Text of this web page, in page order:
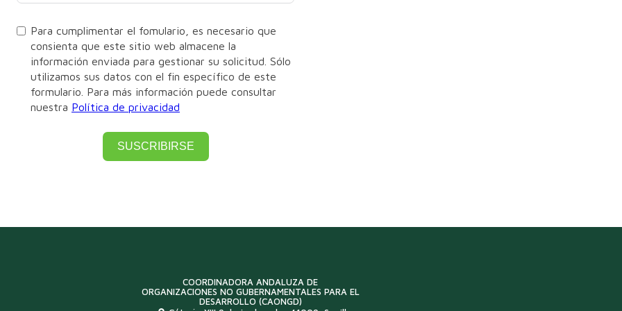
Para cumplimentar el fomulario, es necesario que
consienta que este sitio web almacene la
información enviada para gestionar su solicitud. Sólo
utilizamos sus datos con el fin específico de este
formulario. Para más información puede consultar
nuestra Política de privacidad
SUSCRIBIRSE
COORDINADORA ANDALUZA DE
ORGANIZACIONES NO GUBERNAMENTALES PARA EL
DESARROLLO (CAONGD)